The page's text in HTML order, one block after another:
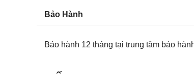
Bảo Hành
Bảo hành 12 tháng tại trung tâm bảo